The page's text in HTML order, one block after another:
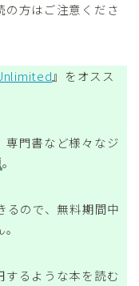
方はご注意くださ
』をオスス
専門書など様々なジ
。
るので、無料期間中
するような本を読む